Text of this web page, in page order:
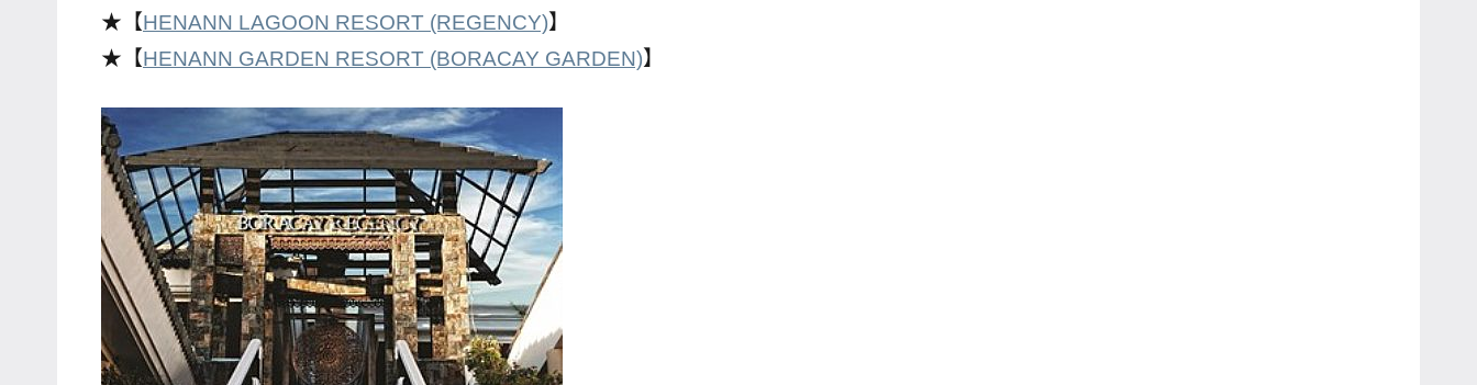
動
持、
學
校
業
講
座、
部
落
★【HENANN LAGOON RESORT (REGENCY)】
★【HENANN GARDEN RESORT (BORACAY GARDEN)】